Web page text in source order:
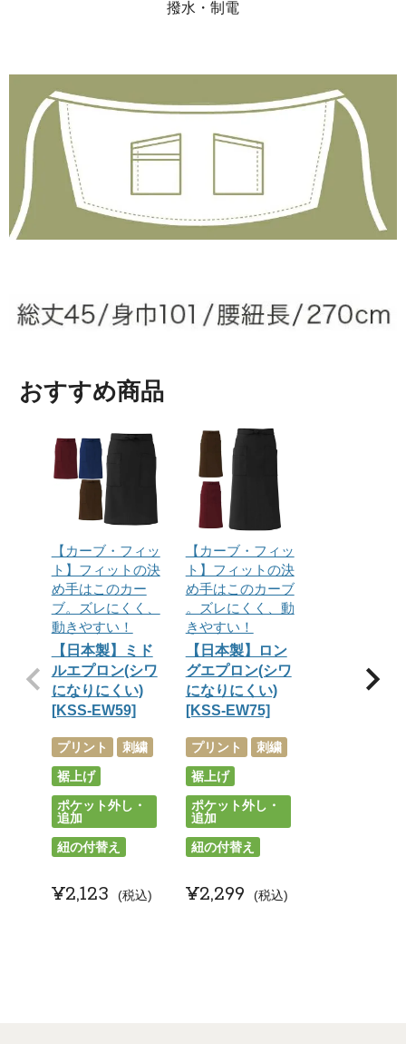
撥水・制電
おすすめ商品
【カーブ・フィッ
ト】フィットの決
め手はこのカー
ブ。ズレにくく、
動きやすい！
【日本製】ミド
ルエプロン(シワ
になりにくい)
[KSS-EW59]
プリント
刺繍
裾上げ
ポケット外し・
追加
紐の付替え
¥2,123 税込
【カーブ・フィッ
ト】フィットの決
め手はこのカーブ
。ズレにくく、動
きやすい！
【日本製】ロン
グエプロン(シワ
になりにくい)
[KSS-EW75]
プリント
刺繍
裾上げ
ポケット外し・
追加
紐の付替え
¥2,299 税込